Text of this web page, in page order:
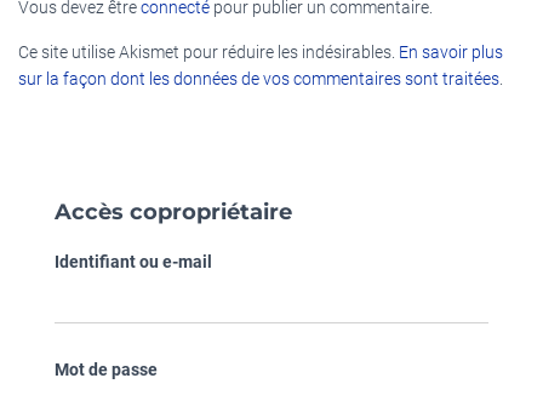
Vous devez êtreconnecté pour publier un commentaire.
Ce site utilise Akismet pour réduire les indésirables. En savoir plus
sur la façon dont les données de vos commentaires sont traitées
Accès copropriétaire
Identifiant ou e-mail
Mot de passe